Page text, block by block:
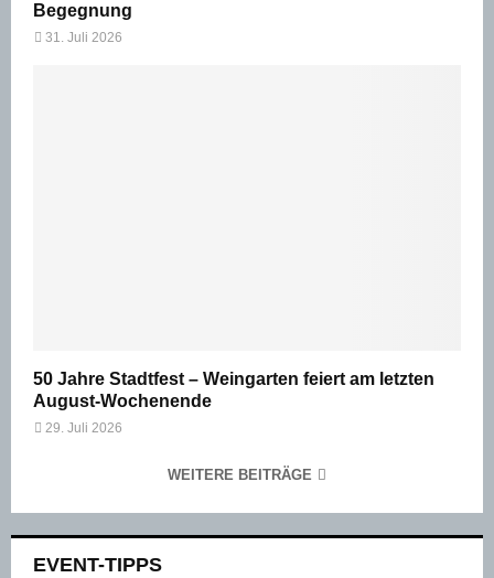
Begegnung
31. Juli 2026
50 Jahre Stadtfest – Weingarten feiert am letzten
August-Wochenende
29. Juli 2026
WEITERE BEITRÄGE
EVENT-TIPPS